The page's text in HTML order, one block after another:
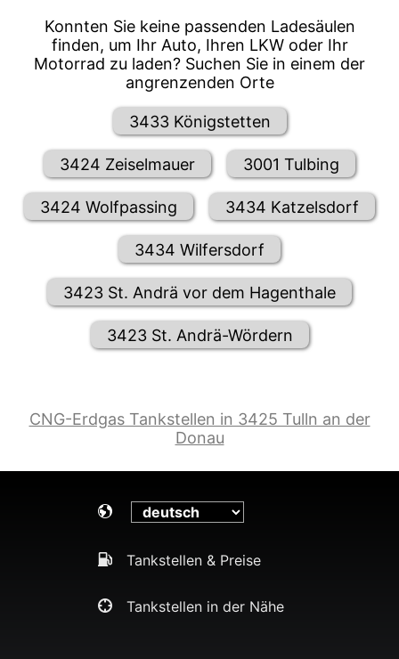
Konnten Sie keine passenden Ladesäulen
finden, um Ihr Auto, Ihren LKW oder Ihr
Motorrad zu laden? Suchen Sie in einem der
angrenzenden Orte
3433 Königstetten
3424 Zeiselmauer 3001 Tulbing
3424 Wolfpassing 3434 Katzelsdorf
3434 Wilfersdorf
3423 St. Andrä vor dem Hagenthale
3423 St. Andrä-Wördern
CNG-Erdgas Tankstellen in 3425 Tulln an der
Donau
Tankstellen & Preise
Tankstellen in der Nähe